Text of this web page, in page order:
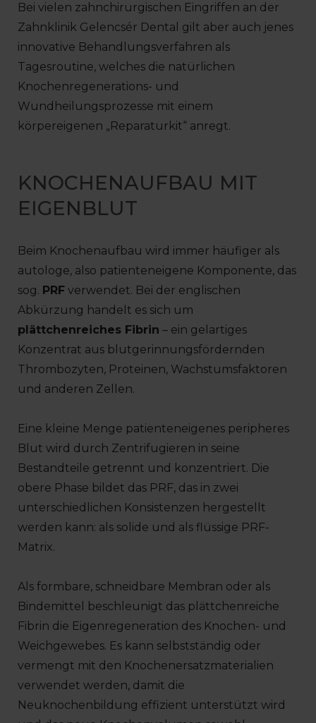
Bei vielen zahnchirurgischen Eingriffen an der
Zahnklinik Gelencsér Dental gilt aber auch jenes
innovative Behandlungsverfahren als
Tagesroutine, welches die natürlichen
Knochenregenerations- und
Wundheilungsprozesse mit einem
körpereigenen „Reparaturkit“ anregt.
KNOCHENAUFBAU MIT
EIGENBLUT
Beim Knochenaufbau wird immer häufiger als
autologe, also patienteneigene Komponente, das
sog. PRF verwendet. Bei der englischen
Abkürzung handelt es sich um
plättchenreiches Fibrin – ein gelartiges
Konzentrat aus blutgerinnungsfördernden
Thrombozyten, Proteinen, Wachstumsfaktoren
und anderen Zellen.
Eine kleine Menge patienteneigenes peripheres
Blut wird durch Zentrifugieren in seine
Bestandteile getrennt und konzentriert. Die
obere Phase bildet das PRF, das in zwei
unterschiedlichen Konsistenzen hergestellt
werden kann: als solide und als flüssige PRF-
Matrix.
Als formbare, schneidbare Membran oder als
Bindemittel beschleunigt das plättchenreiche
Fibrin die Eigenregeneration des Knochen- und
Weichgewebes. Es kann selbstständig oder
vermengt mit den Knochenersatzmaterialien
verwendet werden, damit die
Neuknochenbildung effizient unterstützt wird